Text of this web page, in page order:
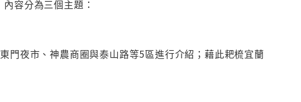
容分為三個主題：
門夜市、神農商圈與泰山路等5區進行介紹；藉此耙梳宜蘭